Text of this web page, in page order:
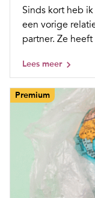
Sinds kort heb
een vorige
partner. Ze heeft
Lees meer
Premium